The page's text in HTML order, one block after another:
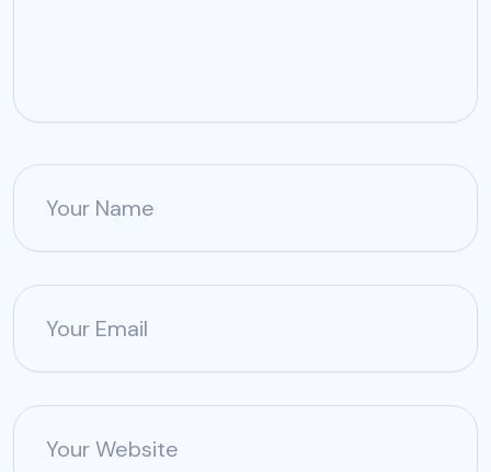
Your Name
Your Email
Your Website